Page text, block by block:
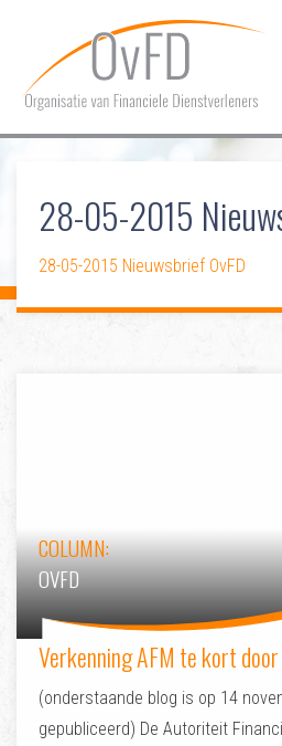
HOME
OVER
DOSSIERS
28-05-2015
28-05-2015 Nieuwsbrief OvFD
COLUMN:
OVFD
Verkenning AFM te kort
(onderstaande blog is op 14
gepubliceerd) De Autoriteit